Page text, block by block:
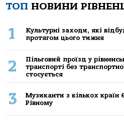
ТОП НОВИНИ
1
Культурні заходи, які
протягом цього тижня
2
Пільговий проїзд у
транспорті без
стосується
3
Музиканти з кількох країн
Рівному